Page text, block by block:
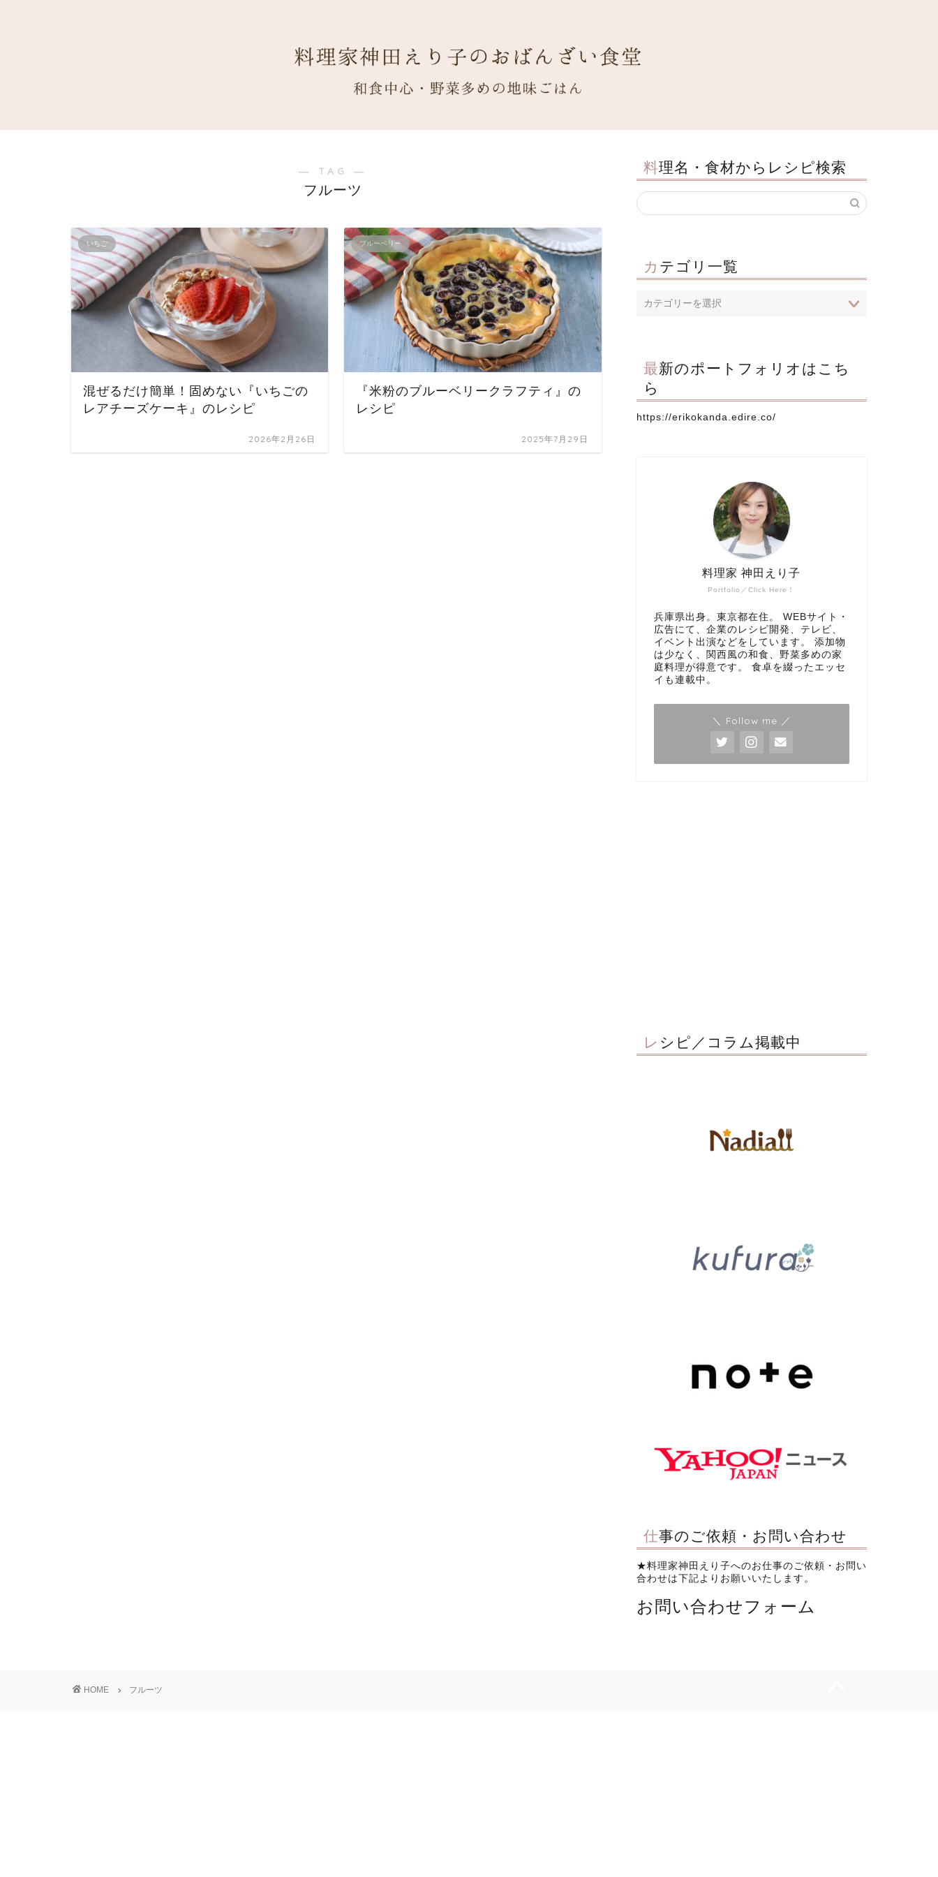
― TAG ―
フルーツ
いちご
混ぜるだけ簡単！固めない『いちごの
レアチーズケーキ』のレシピ
2026年2月26日
ブルーベリー
『米粉のブルーベリークラフティ』の
レシピ
2025年7月29日
料理名・食材からレシピ検索
カテゴリ一覧
最新のポートフォリオはこち
ら
https://erikokanda.edire.co/
Portfolio／Click Here！
料理家 神田えり子
兵庫県出身。東京都在住。 WEBサイト・
広告にて、企業のレシピ開発、テレビ、
イベント出演などをしています。 添加物
は少なく、関西風の和食、野菜多めの家
庭料理が得意です。 食卓を綴ったエッセ
イも連載中。
＼ Follow me ／
レシピ／コラム掲載中
仕事のご依頼・お問い合わせ
★料理家神田えり子へのお仕事のご依頼・お問い
合わせは下記よりお願いいたします。
お問い合わせフォーム
HOME フルーツ